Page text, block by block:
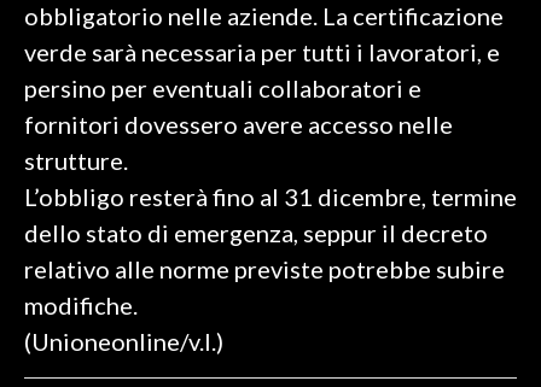
VOLLEY
MOTORI
TENNIS
ALTRI SPORT
SPETTACOLI
GOSSIP
SALUTE
obbligatorio nelle aziende. La certificazione
verde sarà necessaria per tutti i lavoratori, e
persino per eventuali collaboratori e
fornitori dovessero avere accesso nelle
strutture.
L’obbligo resterà fino al 31 dicembre, termine
dello stato di emergenza, seppur il decreto
relativo alle norme previste potrebbe subire
modifiche.
(Unioneonline/v.l.)